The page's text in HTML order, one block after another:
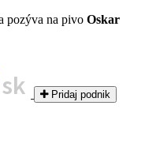
pozýva na pivo Oskar
Pridaj podnik